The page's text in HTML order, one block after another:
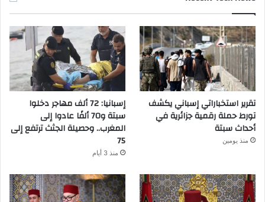
تقرير استخباراتي إسباني يكشف
تورط حملة رقمية جزائرية في
أحداث سبتة
منذ يومين
إسبانيا: 72 ألف مهاجر دخلوا
سبتة و70 ألفًا عادوا إلى
المغرب.. وحصيلة الجثث ترتفع إلى
75
منذ 3 أيام